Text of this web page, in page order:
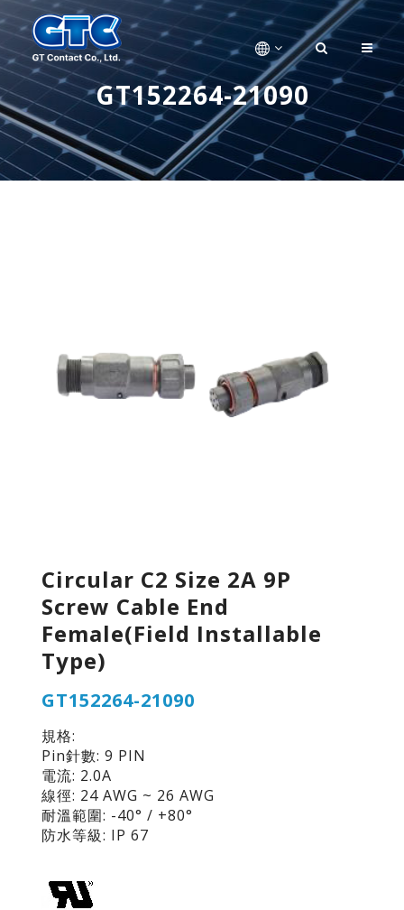
GT152264-21090
Circular C2 Size 2A 9P
Screw Cable End
Female(Field Installable
Type)
GT152264-21090
規格:
Pin針數: 9 PIN
電流: 2.0A
線徑: 24 AWG ~ 26 AWG
耐溫範圍: -40° / +80°
防水等級: IP 67